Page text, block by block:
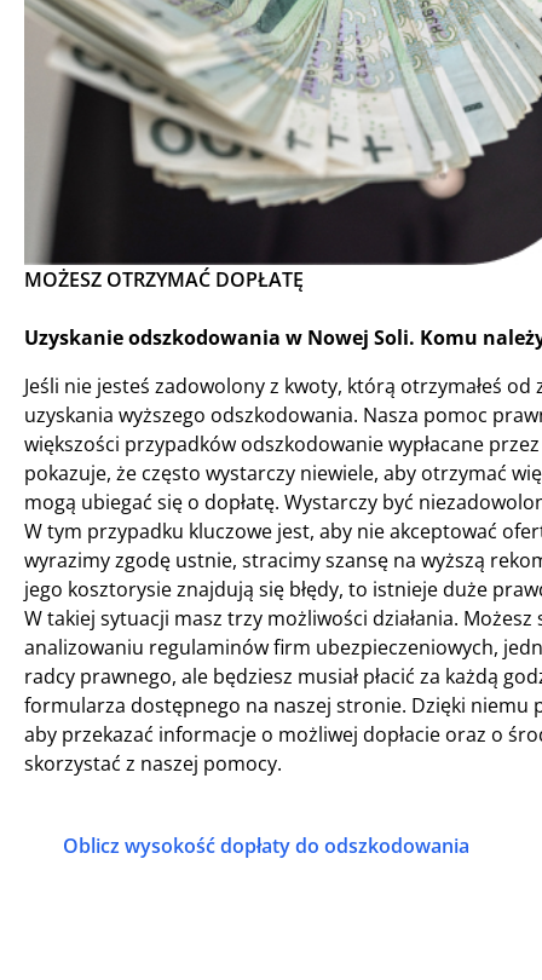
MOŻESZ OTRZYMAĆ DOPŁATĘ
Uzyskanie odszkodowania w Nowej Soli. Komu
Jeśli nie jesteś zadowolony z kwoty, którą otrzymałeś
uzyskania wyższego odszkodowania. Nasza pomoc
większości przypadków odszkodowanie wypłacane
pokazuje, że często wystarczy niewiele, aby otrzymać
mogą ubiegać się o dopłatę. Wystarczy być
W tym przypadku kluczowe jest, aby nie akceptować
wyrazimy zgodę ustnie, stracimy szansę na wyższą
jego kosztorysie znajdują się błędy, to istnieje duże
W takiej sytuacji masz trzy możliwości działania.
analizowaniu regulaminów firm ubezpieczeniowych,
radcy prawnego, ale będziesz musiał płacić za każdą
formularza dostępnego na naszej stronie. Dzięki niemu
aby przekazać informacje o możliwej dopłacie oraz o
skorzystać z naszej pomocy.
Oblicz wysokość dopłaty do odszkodowania